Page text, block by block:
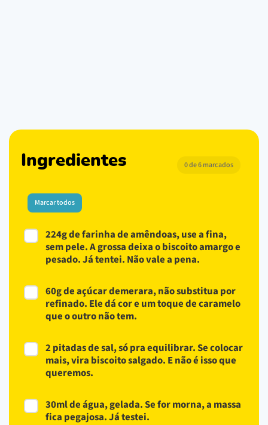
Ingredientes 0 de 6 marcados
Marcar todos
224g de farinha de amêndoas, use a fina,
sem pele. A grossa deixa o biscoito amargo e
pesado. Já tentei. Não vale a pena.
60g de açúcar demerara, não substitua por
refinado. Ele dá cor e um toque de caramelo
que o outro não tem.
2 pitadas de sal, só pra equilibrar. Se colocar
mais, vira biscoito salgado. E não é isso que
queremos.
30ml de água, gelada. Se for morna, a massa
fica pegajosa. Já testei.